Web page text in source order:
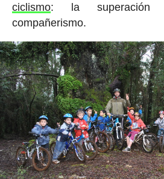
ciclismo: la superación
compañerismo.